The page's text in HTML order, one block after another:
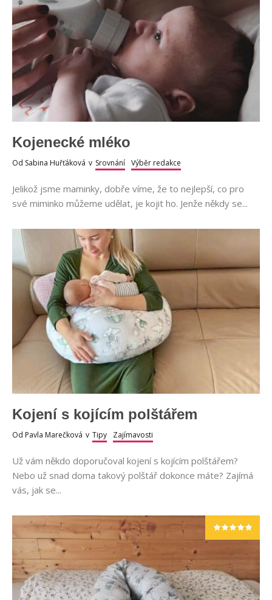
Kojenecké mléko
Od Sabina Huřťáková v Srovnání Výběr redakce
Jelikož jsme maminky, dobře víme, že to nejlepší, co pro
své miminko můžeme udělat, je kojit ho. Jenže někdy se...
Kojení s kojícím polštářem
Od Pavla Marečková v Tipy Zajímavosti
Už vám někdo doporučoval kojení s kojícím polštářem?
Nebo už snad doma takový polštář dokonce máte? Zajímá
vás, jak se...